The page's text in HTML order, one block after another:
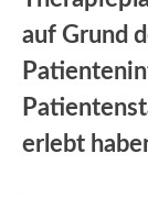
auf Grund
erlebt